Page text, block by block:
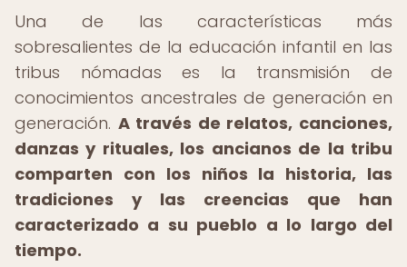
Una de las características más
sobresalientes de la educación infantil en las
tribus nómadas es la transmisión de
conocimientos ancestrales de generación en
generación. A través de relatos, canciones,
danzas y rituales, los ancianos de la tribu
comparten con los niños la historia, las
tradiciones y las creencias que han
caracterizado a su pueblo a lo largo del
tiempo.